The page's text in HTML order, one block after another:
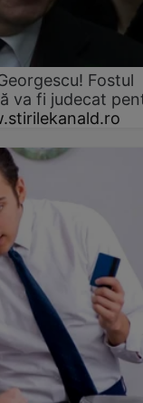
Fostul
va fi judecat